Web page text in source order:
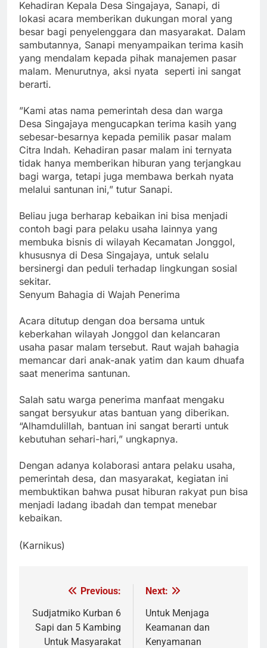
‎Kehadiran Kepala Desa Singajaya, Sanapi, di
lokasi acara memberikan dukungan moral yang
besar bagi penyelenggara dan masyarakat. Dalam
sambutannya, Sanapi menyampaikan terima kasih
yang mendalam kepada pihak manajemen pasar
malam. Menurutnya, aksi nyata seperti ini sangat
berarti.
‎”Kami atas nama pemerintah desa dan warga
Desa Singajaya mengucapkan terima kasih yang
sebesar-besarnya kepada pemilik pasar malam
Citra Indah. Kehadiran pasar malam ini ternyata
tidak hanya memberikan hiburan yang terjangkau
bagi warga, tetapi juga membawa berkah nyata
melalui santunan ini,” tutur Sanapi.
‎Beliau juga berharap kebaikan ini bisa menjadi
contoh bagi para pelaku usaha lainnya yang
membuka bisnis di wilayah Kecamatan Jonggol,
khususnya di Desa Singajaya, untuk selalu
bersinergi dan peduli terhadap lingkungan sosial
sekitar.
‎Senyum Bahagia di Wajah Penerima
‎Acara ditutup dengan doa bersama untuk
keberkahan wilayah Jonggol dan kelancaran
usaha pasar malam tersebut. Raut wajah bahagia
memancar dari anak-anak yatim dan kaum dhuafa
saat menerima santunan.
‎Salah satu warga penerima manfaat mengaku
sangat bersyukur atas bantuan yang diberikan.
“Alhamdulillah, bantuan ini sangat berarti untuk
kebutuhan sehari-hari,” ungkapnya.
‎Dengan adanya kolaborasi antara pelaku usaha,
pemerintah desa, dan masyarakat, kegiatan ini
membuktikan bahwa pusat hiburan rakyat pun bisa
menjadi ladang ibadah dan tempat menebar
kebaikan.
(Karnikus)
Navigasi
pos
Previous:
Sudjatmiko Kurban 6
Sapi dan 5 Kambing
Untuk Masyarakat
Next:
Untuk Menjaga
Keamanan dan
Kenyamanan